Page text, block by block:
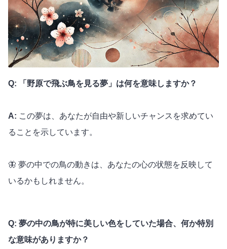
Q: 「野原で飛ぶ鳥を見る夢」は何を意味しますか？
A: この夢は、あなたが自由や新しいチャンスを求めてい
ることを示しています。
🦋 夢の中での鳥の動きは、あなたの心の状態を反映して
いるかもしれません。
Q: 夢の中の鳥が特に美しい色をしていた場合、何か特別
な意味がありますか？